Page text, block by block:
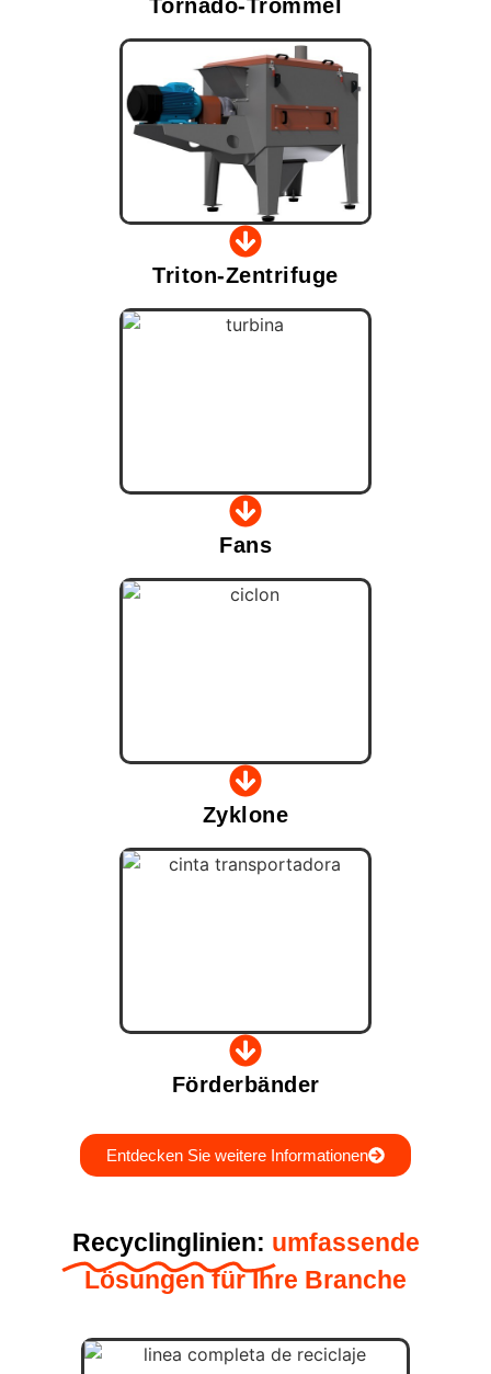
Tornado-Trommel
Triton-Zentrifuge
Fans
Zyklone
Förderbänder
Entdecken Sie weitere Informationen
Recyclinglinien: umfassende
Lösungen für Ihre Branche